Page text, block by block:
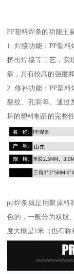
PP塑料焊条的功能主
1. 焊接功能：PP塑
挤出焊接等工艺，实
靠，具有较高的强度
2. 修补功能：PP塑
裂纹、孔洞等。通过
坏的塑料制品的完整
pp焊条就是用聚原料
色的，一般分为双股
度大概是1米（也有称